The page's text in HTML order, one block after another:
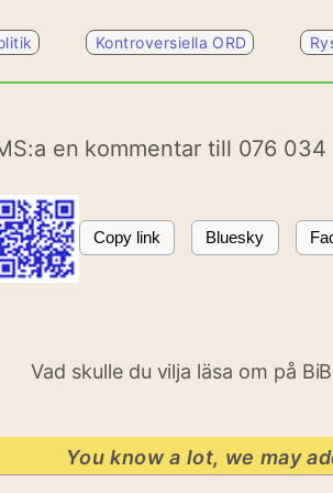
Kontroversiella ORD
en kommentar till 076
Copy link Bluesky
Vad skulle du vilja läsa om på
You know a lot, we may